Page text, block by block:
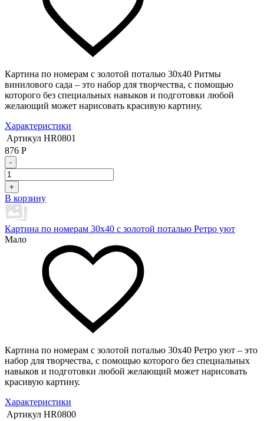
Картина по номерам с золотой поталью 30х40 Ритмы
винилового сада – это набор для творчества, с помощью
которого без специальных навыков и подготовки любой
желающий может нарисовать красивую картину.
Характеристики
Артикул HR0801
876 Р
-
+
В корзину
Картина по номерам 30х40 с золотой поталью Ретро уют
Мало
Картина по номерам с золотой поталью 30х40 Ретро уют – это
набор для творчества, с помощью которого без специальных
навыков и подготовки любой желающий может нарисовать
красивую картину.
Характеристики
Артикул HR0800